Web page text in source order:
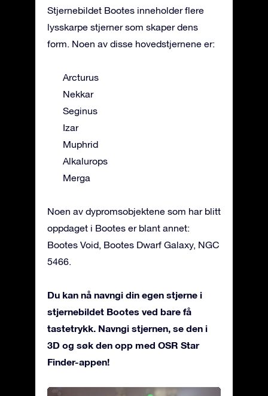
Stjernebildet Bootes inneholder flere
lysskarpe stjerner som skaper dens
form. Noen av disse hovedstjernene er:
Arcturus
Nekkar
Seginus
Izar
Muphrid
Alkalurops
Merga
Noen av dypromsobjektene som har blitt
oppdaget i Bootes er blant annet:
Bootes Void, Bootes Dwarf Galaxy, NGC
5466.
Du kan nå navngi din egen stjerne i
stjernebildet Bootes ved bare få
tastetrykk. Navngi stjernen, se den i
3D og søk den opp med OSR Star
Finder-appen!